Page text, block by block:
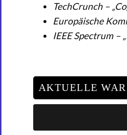
TechCrunch –
Europäische
IEEE Spectrum
AKTUELLE